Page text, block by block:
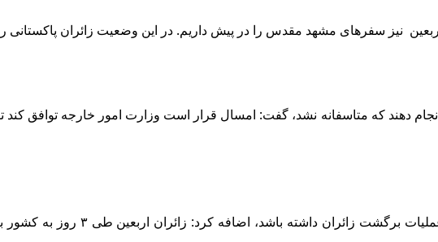
نیز سفرهای مشهد مقدس را در پیش داریم. در این وضعیت زائران
دهند که متاسفانه نشد، گفت: امسال قرار است وزارت امور خارجه توافق کند
وی با اشاره به این‌که از سازمان راهداری